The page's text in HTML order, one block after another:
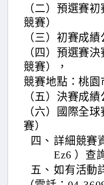
（二）預選賽
競賽）
（三）初賽成
（四）預選賽
競賽），
競賽地點：桃
（五）決賽成
（六）國際全
賽）
四、 詳細競賽
Ez6 ）查
五、 如有活動